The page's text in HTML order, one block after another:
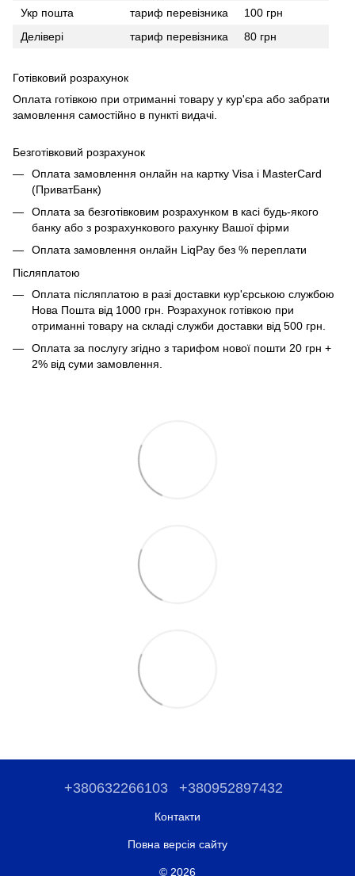
Укр пошта
тариф перевізника
100 грн
Делівері
тариф перевізника 80 грн
Готівковий розрахунок
Оплата готівкою при отриманні товару у кур'єра або забрати
замовлення самостійно в пункті видачі.
Безготівковий розрахунок
Оплата замовлення онлайн на картку Visa і MasterCard
(ПриватБанк)
Оплата за безготівковим розрахунком в касі будь-якого
банку або з розрахункового рахунку Вашої фірми
Оплата замовлення онлайн LiqPay без % переплати
Післяплатою
Оплата післяплатою в разі доставки кур'єрською службою
Нова Пошта від 1000 грн. Розрахунок готівкою при
отриманні товару на складі служби доставки від 500 грн.
Оплата за послугу згідно з тарифом нової пошти 20 грн +
2% від суми замовлення.
+380632266103 +380952897432
Контакти
Повна версія сайту
© 2026